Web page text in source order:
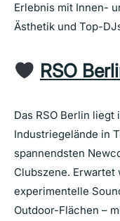
Erlebnis mit Innen-
Ästhetik und Top-
RSO
Das RSO Berlin
Industriegelände in
spannendsten
Clubszene. Erwartet
experimentelle
Outdoor-Flächen –